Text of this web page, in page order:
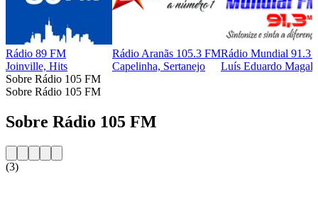
Rádio 89 FM
Joinville, Hits
Rádio Aranãs 105.3 FM
Capelinha, Sertanejo
Rádio Mundial 91.3
Luís Eduardo
Sobre Rádio 105 FM
Sobre Rádio 105 FM
Sobre Rádio 105 FM
(3)